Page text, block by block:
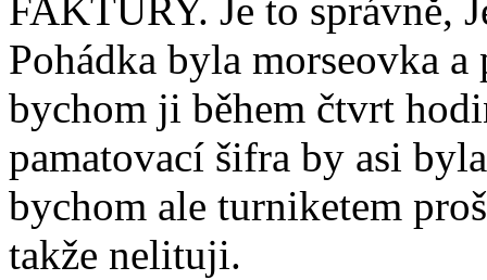
FAKTURY. Je to správně,
Pohádka byla morseovka
bychom ji během čtvrt
pamatovací šifra by asi
bychom ale turniketem
takže nelituji.